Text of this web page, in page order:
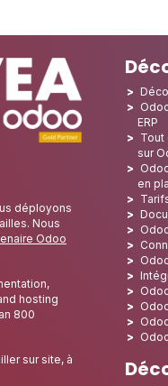
déployons
Nous
Odoo
hosting
800
sur site, à
ERP
Tout
sur
en